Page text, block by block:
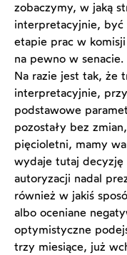
zobaczymy, w jaką
interpretacyjnie, być
etapie prac w
na pewno w
Na razie jest tak, że
interpretacyjnie,
podstawowe
pozostały bez
pięcioletni, mamy
wydaje tutaj decyzję
autoryzacji nadal
również w jakiś
albo oceniane
optymistyczne
trzy miesiące, już